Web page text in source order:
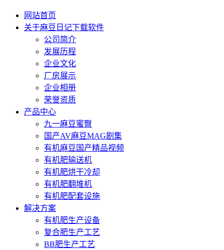
网站首页
关于麻豆日记下载软件
公司简介
发展历程
企业文化
厂房展示
企业相册
荣誉资质
产品中心
九一麻豆蜜臀
国产AV麻豆MAG剧集
有机麻豆国产精品视频
有机肥输送机
有机肥烘干冷却
有机肥翻堆机
有机肥配套设施
解决方案
有机肥生产设备
复合肥生产工艺
BB肥生产工艺